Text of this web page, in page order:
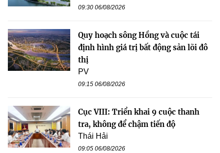
09:30 06/08/2026
Quy hoạch sông Hồng và cuộc tái
định hình giá trị bất động sản lõi đô
thị
PV
09:15 06/08/2026
Cục VIII: Triển khai 9 cuộc thanh
tra, không để chậm tiến độ
Thái Hải
09:05 06/08/2026